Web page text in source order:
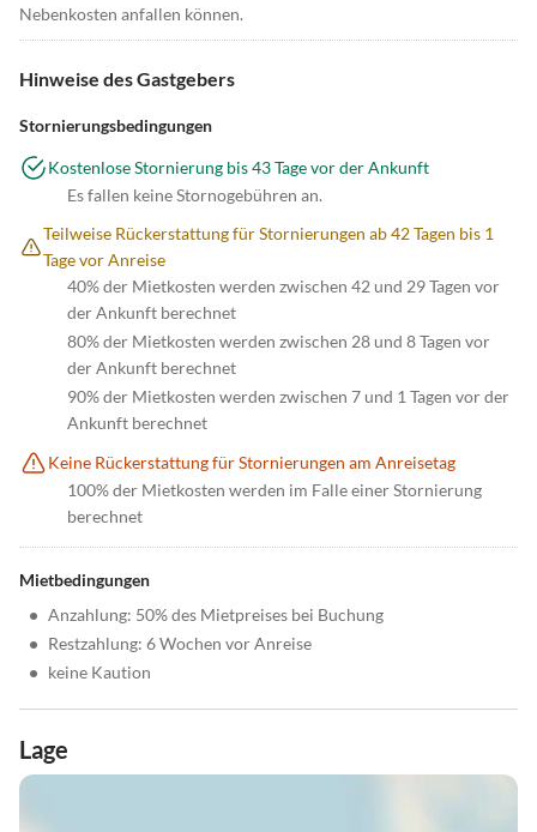
Nebenkosten anfallen können.
Hinweise des Gastgebers
Stornierungsbedingungen
Kostenlose Stornierung bis 43 Tage vor der Ankunft
Es fallen keine Stornogebühren an.
Teilweise Rückerstattung für Stornierungen ab 42 Tagen bis 1
Tage vor Anreise
40% der Mietkosten werden zwischen 42 und 29 Tagen vor
der Ankunft berechnet
80% der Mietkosten werden zwischen 28 und 8 Tagen vor
der Ankunft berechnet
90% der Mietkosten werden zwischen 7 und 1 Tagen vor der
Ankunft berechnet
Keine Rückerstattung für Stornierungen am Anreisetag
100% der Mietkosten werden im Falle einer Stornierung
berechnet
Mietbedingungen
• Anzahlung: 50% des Mietpreises bei Buchung
• Restzahlung: 6 Wochen vor Anreise
• keine Kaution
Lage